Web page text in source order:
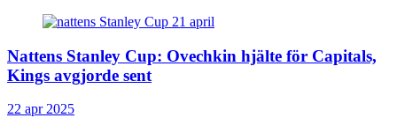
Nattens Stanley Cup: Ovechkin hjälte för Capitals,
Kings avgjorde sent
22 apr 2025